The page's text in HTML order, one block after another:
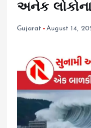
અનેક
Gujarat August 14,